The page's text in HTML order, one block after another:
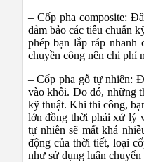
– Cốp pha composite:
đảm bảo các tiêu chuẩn
phép bạn lắp ráp
chuyền công nên chi phí
– Cốp pha gỗ tự nhiên:
vào khối. Do đó, những
kỹ thuật. Khi thi công,
lớn đồng thời phải xử lý
tự nhiên sẽ mất khá
động của thời tiết, loại
như sử dụng luân chuyển